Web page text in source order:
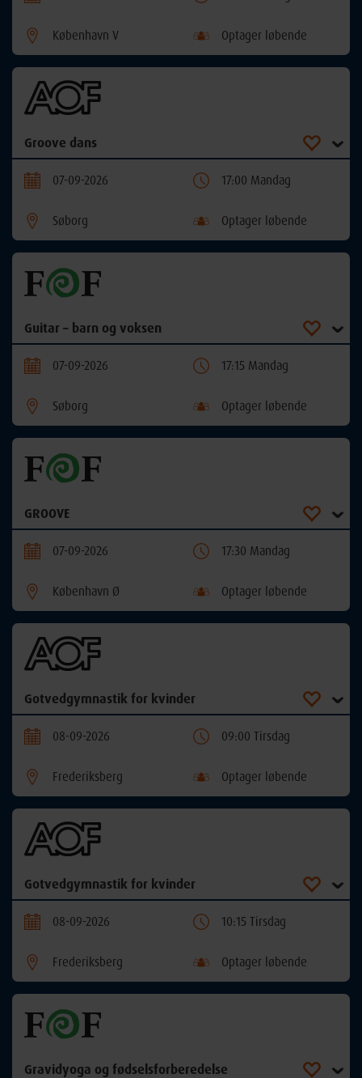
København V Optager løbende
Groove dans
07-09-2026 17:00 Mandag
Søborg Optager løbende
Guitar – barn og voksen
07-09-2026 17:15 Mandag
Søborg Optager løbende
GROOVE
07-09-2026 17:30 Mandag
København Ø Optager løbende
Gotvedgymnastik for kvinder
08-09-2026 09:00 Tirsdag
Frederiksberg Optager løbende
Gotvedgymnastik for kvinder
08-09-2026 10:15 Tirsdag
Frederiksberg Optager løbende
Gravidyoga og fødselsforberedelse